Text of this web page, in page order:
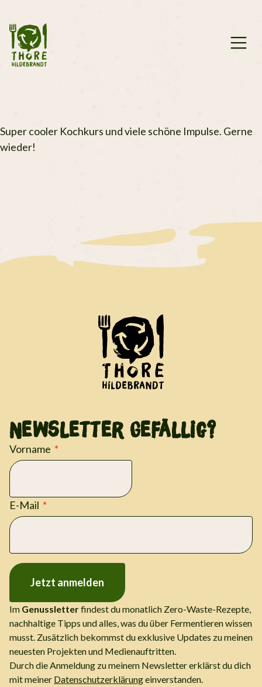
Inhalt
springen
Super cooler Kochkurs und viele schöne Impulse. Gerne
wieder!
Newsletter Gefällig?
Vorname
E-Mail
Jetzt anmelden
Im Genussletterfindest du monatlich Zero-Waste-Rezepte,
nachhaltige Tipps und alles, was du über Fermentieren wissen
musst. Zusätzlich bekommst du exklusive Updates zu meinen
neuesten Projekten und Medienauftritten.
Durch die Anmeldung zu meinem Newsletter erklärst du dich
mit meiner Datenschutzerklärungeinverstanden.